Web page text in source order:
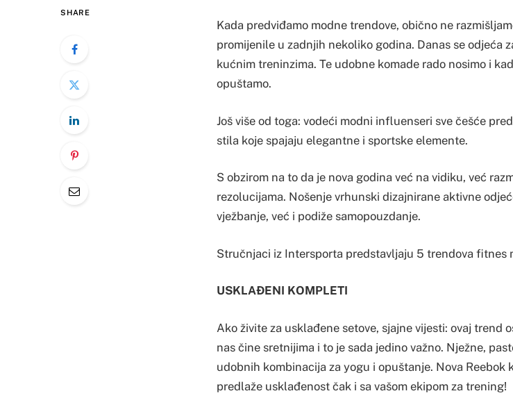
SHARE
Kada predviđamo modne trendove, obično ne
promijenile u zadnjih nekoliko godina. Danas se odjeća
kućnim treninzima. Te udobne komade rado nosimo i
opuštamo.
Još više od toga: vodeći modni influenseri sve češće
stila koje spajaju elegantne i sportske elemente.
S obzirom na to da je nova godina već na vidiku, već
rezolucijama. Nošenje vrhunski dizajnirane aktivne
vježbanje, već i podiže samopouzdanje.
Stručnjaci iz Intersporta predstavljaju 5 trendova fitnes
USKLAĐENI KOMPLETI
Ako živite za usklađene setove, sjajne vijesti: ovaj trend
nas čine sretnijima i to je sada jedino važno. Nježne,
udobnih kombinacija za yogu i opuštanje. Nova
predlaže usklađenost čak i sa vašom ekipom za trening!